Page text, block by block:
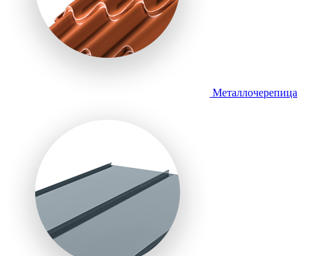
Металлочерепица